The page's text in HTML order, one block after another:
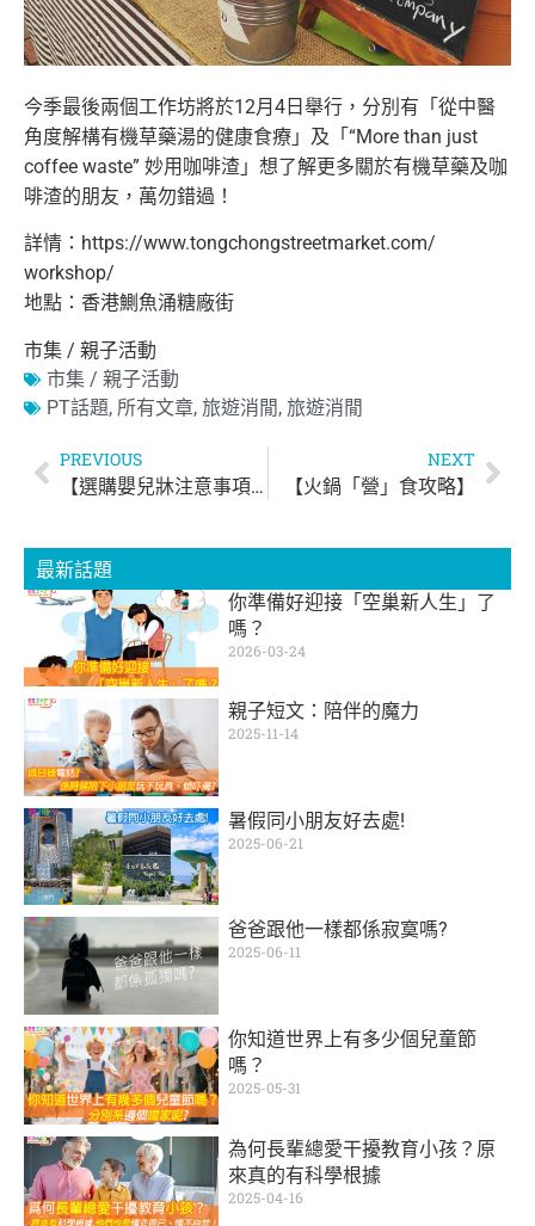
今季最後兩個工作坊將於12月4日舉行，分別有「 從中醫
角度解構有機草藥湯的健康食療」及「“More than just
coffee waste” 妙用咖啡渣」想了解更多關於有機草藥及咖
啡渣的朋友，萬勿錯過！
詳情： https://www.tongchongstreetmarket.com/
workshop/
地點：香港鰂魚涌糖廠街
市集 / 親子活動
市集 / 親子活動
PT話題, 所有文章, 旅遊消閒, 旅遊消閒
PREVIOUS
【選購嬰兒牀注意事項】
NEXT
【火鍋「營」食攻略】
最新話題
你準備好迎接「空巢新人生」了
嗎？
2026-03-24
親子短文：陪伴的魔力
2025-11-14
暑假同小朋友好去處!
2025-06-21
爸爸跟他一樣都係寂寞嗎?
2025-06-11
你知道世界上有多少個兒童節
嗎？
2025-05-31
為何長輩總愛干擾教育小孩？原
來真的有科學根據
2025-04-16